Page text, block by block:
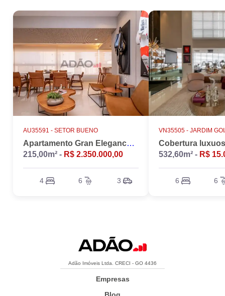
AU35591 - SETOR BUENO
Apartamento Gran Elegance - 4 suites + Home Office
215,00m² - R$ 2.350.000,00
4 6 3
VN35505 - JARDIM
532,60m² - R$
6 6
Adão Imóveis Ltda. CRECI - GO 4436
Empresas